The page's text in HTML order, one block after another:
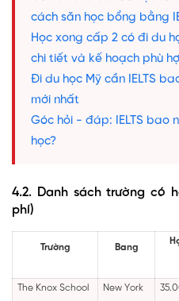
cách săn học bổng bằng
Học xong cấp 2 có đi du
chi tiết và kế hoạch phù
Đi du học Mỹ cần IELTS
mới nhất
Góc hỏi - đáp: IELTS bao
học?
4.2. Danh sách trường có
phí)
Trường Bang
The Knox School New York